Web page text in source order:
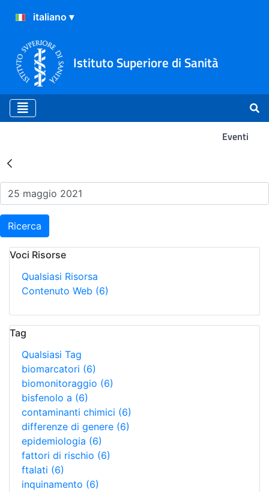
Istituto Superiore di Sanità
Eventi
Risultati della Ricerca -
Ricerca
Voci Risorse
Qualsiasi Risorsa
Contenuto Web (6)
Tag
Qualsiasi Tag
biomarcatori (6)
biomonitoraggio (6)
bisfenolo a (6)
contaminanti chimici (6)
differenze di genere (6)
epidemiologia (6)
fattori di rischio (6)
ftalati (6)
inquinamento (6)